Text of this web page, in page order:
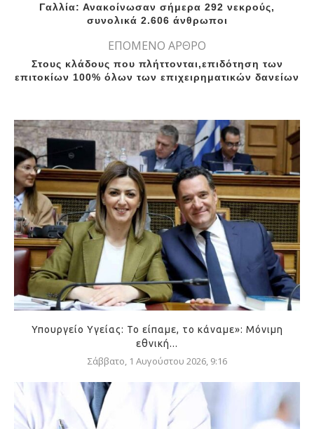
Γαλλία: Ανακοίνωσαν σήμερα 292 νεκρούς,
συνολικά 2.606 άνθρωποι
ΕΠΟΜΕΝΟ ΑΡΘΡΟ
Στους κλάδους που πλήττονται,επιδότηση των
επιτοκίων 100% όλων των επιχειρηματικών δανείων
Υπουργείο Υγείας: Το είπαμε, το κάναμε»: Μόνιμη
εθνική...
Σάββατο, 1 Αυγούστου 2026, 9:16